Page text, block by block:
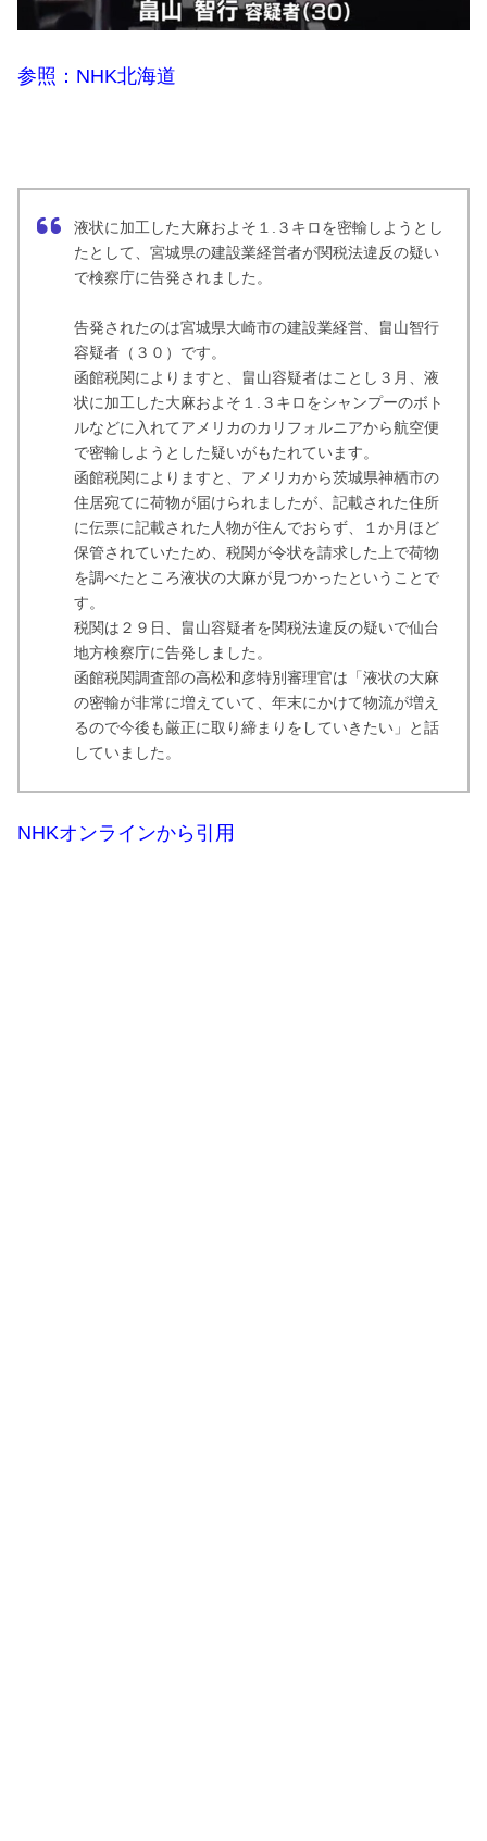
参照：NHK北海道
液状に加工した大麻およそ１.３キロを密輸しようとし
たとして、宮城県の建設業経営者が関税法違反の疑い
で検察庁に告発されました。
告発されたのは宮城県大崎市の建設業経営、畠山智行
容疑者（３０）です。
函館税関によりますと、畠山容疑者はことし３月、液
状に加工した大麻およそ１.３キロをシャンプーのボト
ルなどに入れてアメリカのカリフォルニアから航空便
で密輸しようとした疑いがもたれています。
函館税関によりますと、アメリカから茨城県神栖市の
住居宛てに荷物が届けられましたが、記載された住所
に伝票に記載された人物が住んでおらず、１か月ほど
保管されていたため、税関が令状を請求した上で荷物
を調べたところ液状の大麻が見つかったということで
す。
税関は２９日、畠山容疑者を関税法違反の疑いで仙台
地方検察庁に告発しました。
函館税関調査部の高松和彦特別審理官は「液状の大麻
の密輸が非常に増えていて、年末にかけて物流が増え
るので今後も厳正に取り締まりをしていきたい」と話
していました。
NHKオンラインから引用